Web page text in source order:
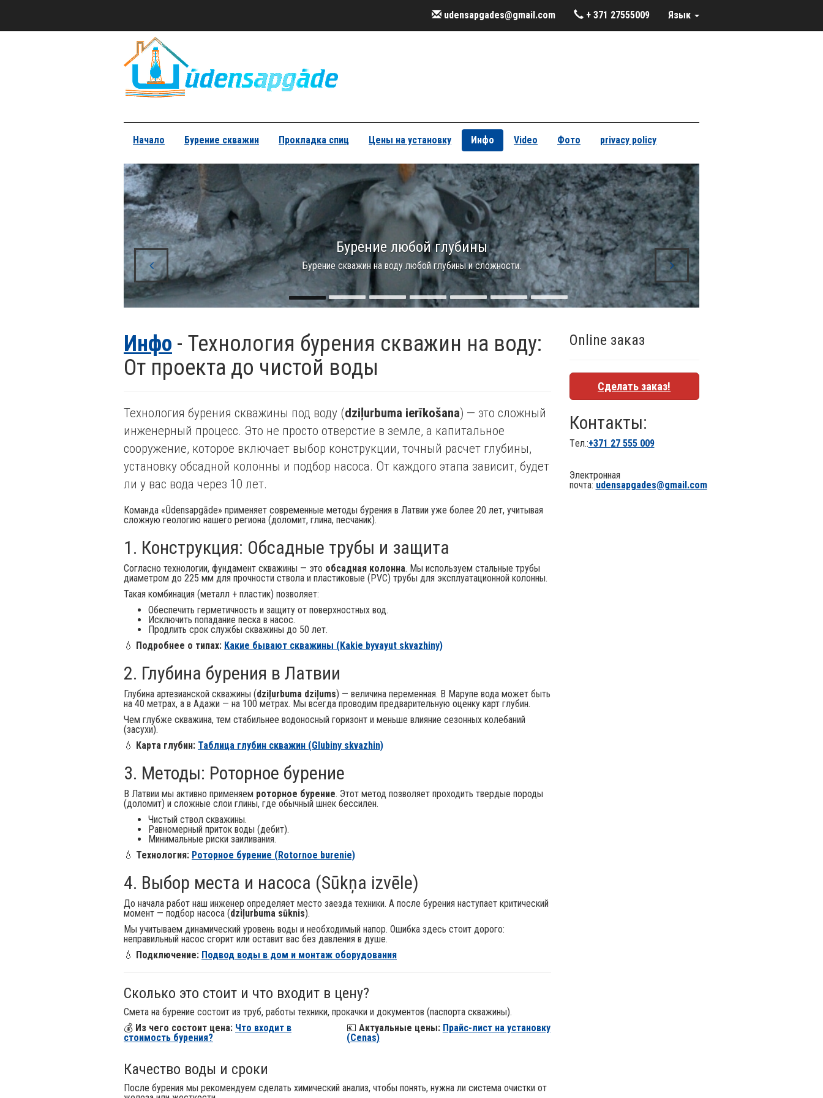
udensapgades@gmail.com + 371 27555009 Язык
Начало Бурение скважин Прокладка спиц Цены на установку Инфо Video Фото privacy policy
Бурение любой глубины
Бурение скважин на воду любой глубины и сложности.
Инфо - Технология бурения скважин на воду:
От проекта до чистой воды
Технология бурения скважины под воду (dziļurbuma ierīkošana) — это сложный
инженерный процесс. Это не просто отверстие в земле, а капитальное
сооружение, которое включает выбор конструкции, точный расчет глубины,
установку обсадной колонны и подбор насоса. От каждого этапа зависит, будет
ли у вас вода через 10 лет.
Команда «Ūdensapgāde» применяет современные методы бурения в Латвии уже более 20 лет, учитывая
сложную геологию нашего региона (доломит, глина, песчаник).
1. Конструкция: Обсадные трубы и защита
Согласно технологии, фундамент скважины — это обсадная колонна. Мы используем стальные трубы
диаметром до 225 мм для прочности ствола и пластиковые (PVC) трубы для эксплуатационной колонны.
Такая комбинация (металл + пластик) позволяет:
Обеспечить герметичность и защиту от поверхностных вод.
Исключить попадание песка в насос.
Продлить срок службы скважины до 50 лет.
💧 Подробнее о типах: Какие бывают скважины (Kakie byvayut skvazhiny)
2. Глубина бурения в Латвии
Глубина артезианской скважины (dziļurbuma dziļums) — величина переменная. В Марупе вода может быть
на 40 метрах, а в Адажи — на 100 метрах. Мы всегда проводим предварительную оценку карт глубин.
Чем глубже скважина, тем стабильнее водоносный горизонт и меньше влияние сезонных колебаний
(засухи).
💧 Карта глубин: Таблица глубин скважин (Glubiny skvazhin)
3. Методы: Роторное бурение
В Латвии мы активно применяем роторное бурение. Этот метод позволяет проходить твердые породы
(доломит) и сложные слои глины, где обычный шнек бессилен.
Чистый ствол скважины.
Равномерный приток воды (дебит).
Минимальные риски заиливания.
💧 Технология: Роторное бурение (Rotornoe burenie)
4. Выбор места и насоса (Sūkņa izvēle)
До начала работ наш инженер определяет место заезда техники. А после бурения наступает критический
момент — подбор насоса (dziļurbuma sūknis).
Мы учитываем динамический уровень воды и необходимый напор. Ошибка здесь стоит дорого:
неправильный насос сгорит или оставит вас без давления в душе.
💧 Подключение: Подвод воды в дом и монтаж оборудования
Сколько это стоит и что входит в цену?
Смета на бурение состоит из труб, работы техники, прокачки и документов (паспорта скважины).
💰 Из чего состоит цена: Что входит в
стоимость бурения?
💶 Актуальные цены: Прайс-лист на установку
(Cenas)
Качество воды и сроки
После бурения мы рекомендуем сделать химический анализ, чтобы понять, нужна ли система очистки от
Online заказ
Сделать заказ!
Контакты:
Tел.:+371 27 555 009
Электронная
почта: udensapgades@gmail.com